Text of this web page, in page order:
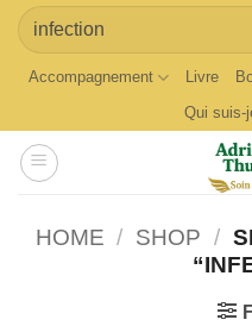
Skip
content
Search
for:
Accompagnement Livre
Qui suis-
HOME / SHOP /